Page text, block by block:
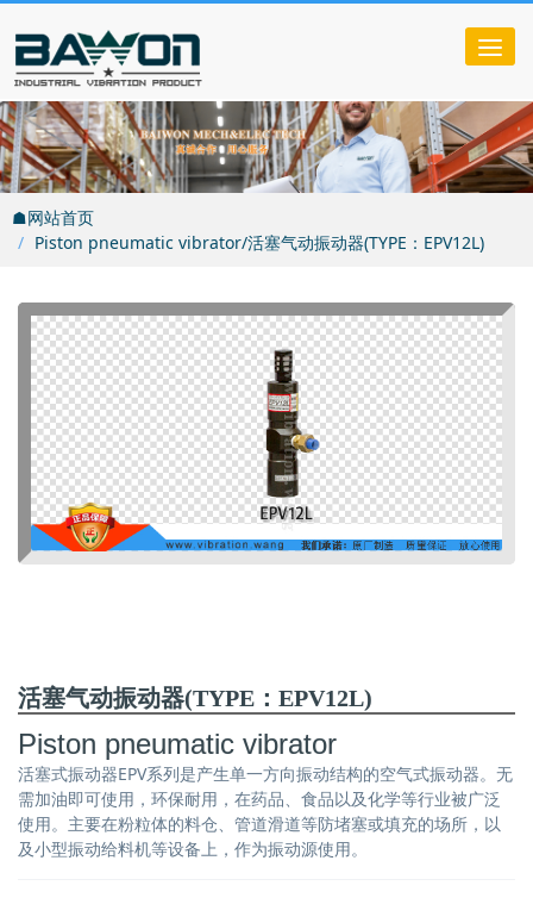
☗网站首页
Piston pneumatic vibrator/活塞气动振动器(TYPE：EPV12L)
活塞气动振动器(TYPE：EPV12L)
Piston pneumatic vibrator
活塞式振动器EPV系列是产生单一方向振动结构的空气式振动器。无
需加油即可使用，环保耐用，在药品、食品以及化学等行业被广泛
使用。主要在粉粒体的料仓、管道滑道等防堵塞或填充的场所，以
及小型振动给料机等设备上，作为振动源使用。